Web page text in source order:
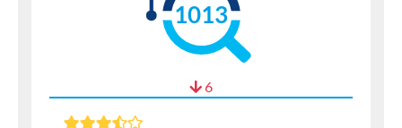
1013
6